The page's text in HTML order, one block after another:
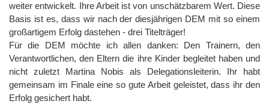
weiter entwickelt. Ihre Arbeit ist von unschätzbarem Wert. Diese
Basis ist es, dass wir nach der diesjährigen DEM mit so einem
großartigem Erfolg dastehen - drei Titelträger!
Für die DEM möchte ich allen danken: Den Trainern, den
Verantwortlichen, den Eltern die ihre Kinder begleitet haben und
nicht zuletzt Martina Nobis als Delegationsleiterin. Ihr habt
gemeinsam im Finale eine so gute Arbeit geleistet, dass ihr den
Erfolg gesichert habt.